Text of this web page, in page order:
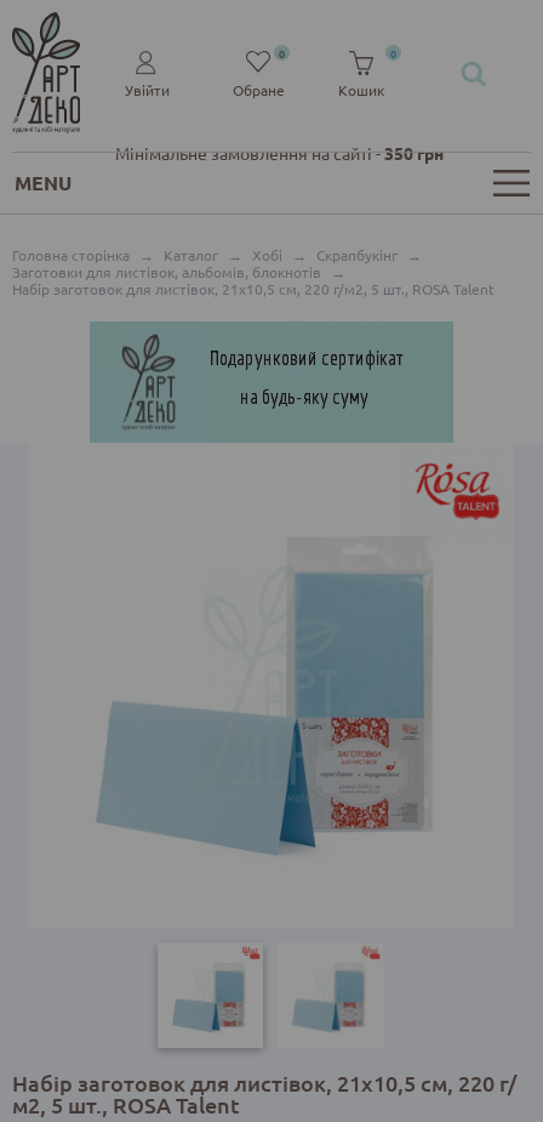
Мінімальне замовлення на сайті -350 грн
Увійти Обране
0
Кошик
0
MENU
Головна сторінка → Каталог → Хобі → Скрапбукінг
→
Заготовки для листівок, альбомів, блокнотів
→
Набір заготовок для листівок, 21х10,5 см, 220 г/м2, 5 шт., ROSA Talent
Набір заготовок для листівок, 21х10,5 см, 220 г/
м2, 5 шт., ROSA Talent